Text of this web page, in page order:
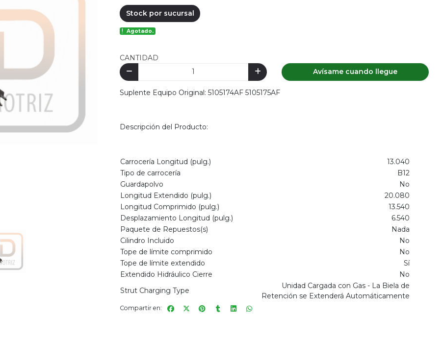
Stock por sucursal
Agotado.
CANTIDAD
Avísame cuando llegue
Suplente Equipo Original: 5105174AF 5105175AF
Descripción del Producto:
Carrocería Longitud (pulg.)
13.040
Tipo de carrocería
B12
Guardapolvo
No
Longitud Extendido (pulg.)
20.080
Longitud Comprimido (pulg.)
13.540
Desplazamiento Longitud (pulg.)
6.540
Paquete de Repuestos(s)
Nada
Cilindro Incluido
No
Tope de límite comprimido
No
Tope de límite extendido
Sí
Extendido Hidráulico Cierre
No
Strut Charging Type
Unidad Cargada con Gas - La Biela de
Retención se Extenderá Automáticamente
Compartir en: